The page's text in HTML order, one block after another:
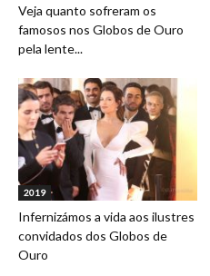
Veja quanto sofreram os
famosos nos Globos de Ouro
pela lente...
2019
Infernizámos a vida aos ilustres
convidados dos Globos de
Ouro